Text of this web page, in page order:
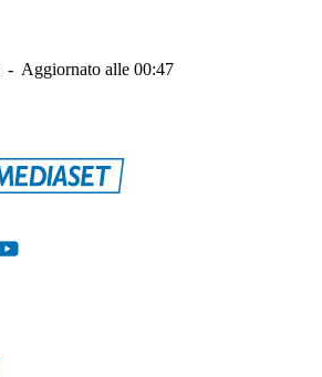
- Aggiornato alle 00:47